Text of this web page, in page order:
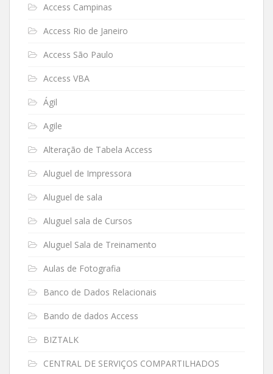
Access Campinas
Access Rio de Janeiro
Access São Paulo
Access VBA
Ágil
Agile
Alteração de Tabela Access
Aluguel de Impressora
Aluguel de sala
Aluguel sala de Cursos
Aluguel Sala de Treinamento
Aulas de Fotografia
Banco de Dados Relacionais
Bando de dados Access
BIZTALK
CENTRAL DE SERVIÇOS COMPARTILHADOS